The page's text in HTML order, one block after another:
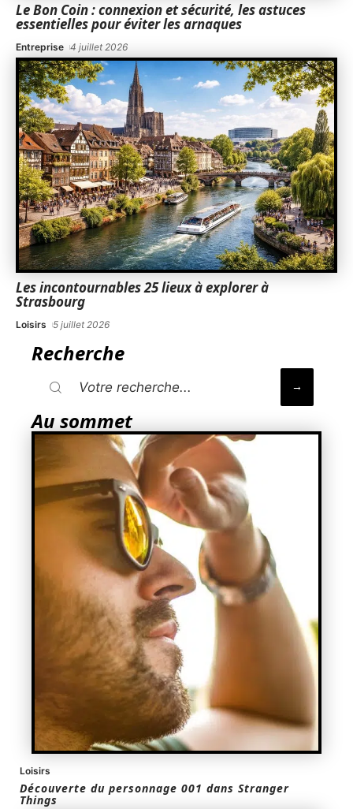
Le Bon Coin : connexion et sécurité, les astuces
essentielles pour éviter les arnaques
Entreprise 4 juillet 2026
Les incontournables 25 lieux à explorer à
Strasbourg
Loisirs 5 juillet 2026
Recherche
Au sommet
Loisirs
Découverte du personnage 001 dans Stranger
Things